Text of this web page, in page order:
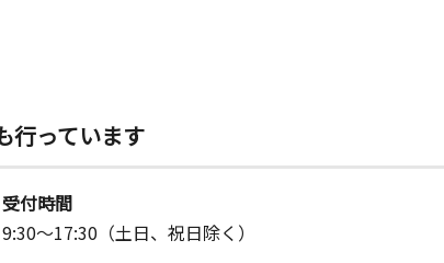
行っています
受付時間
9:30～17:30（土日、祝日除く）